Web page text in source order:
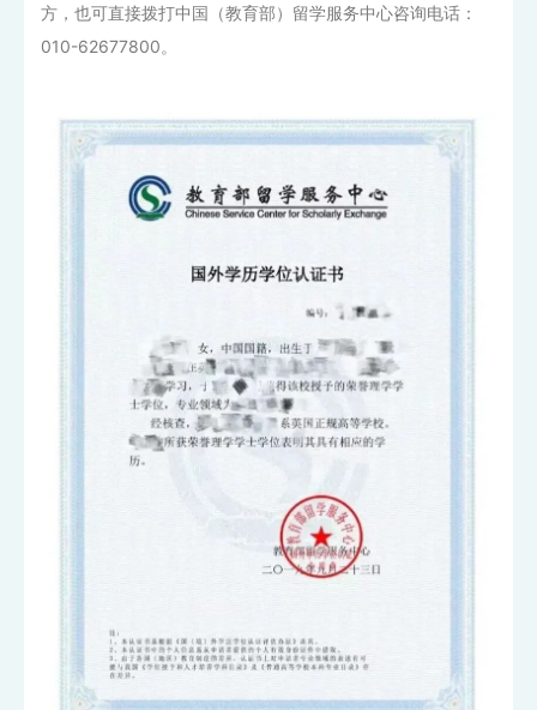
方，也可直接拨打中国（教育部）留学服务中心咨询电话：
010-62677800。